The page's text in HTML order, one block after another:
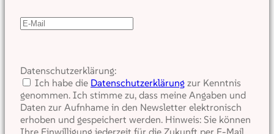
Datenschutzerklärung:
Ich habe die Datenschutzerklärung zur Kenntnis
genommen. Ich stimme zu, dass meine Angaben und
Daten zur Aufnhame in den Newsletter elektronisch
erhoben und gespeichert werden. Hinweis: Sie können